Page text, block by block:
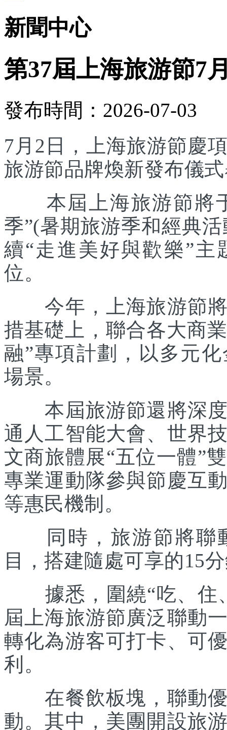
新聞中心
第37屆上海旅游節7
發布時間：2026-07-03
7月2日，上海旅游節慶
旅游節品牌煥新發布儀
本屆上海旅游節將于
季”(暑期旅游季和經典
續“走進美好與歡樂”主
位。
今年，上海旅游節將
措基礎上，聯合各大商
融”專項計劃，以多元
場景。
本屆旅游節還將深度
通人工智能大會、世界
文商旅體展“五位一體”
專業運動隊參與節慶互
等惠民機制。
同時，旅游節將聯
目，搭建隨處可享的15
據悉，圍繞“吃、住
屆上海旅游節廣泛聯動
轉化為游客可打卡、可
利。
在餐飲板塊，聯動優
動。其中，美團開設旅